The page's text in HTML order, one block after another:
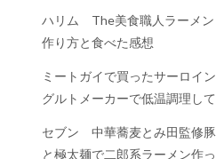
ハリム The美食職人ラーメン
作り方と食べた感想
ミートガイで買ったサーロイ
グルトメーカーで低温調理し
セブン 中華蕎麦とみ田監修
と極太麺で二郎系ラーメン作